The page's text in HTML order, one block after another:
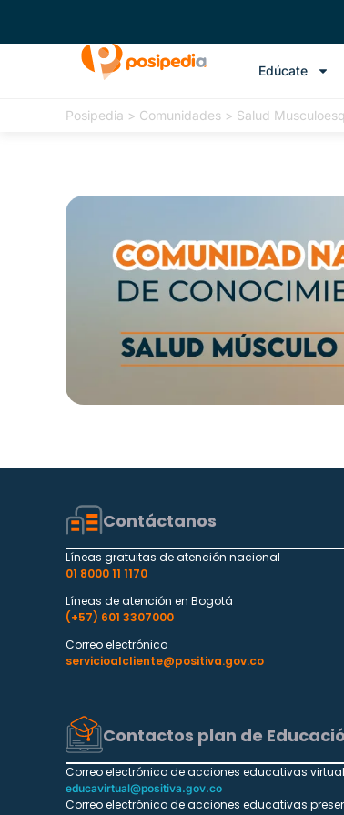
Edúcate
Posipedia > Comunidades > Salud
Contáctanos
Líneas gratuitas de atención nacional
01 8000 11 1170
Líneas de atención en Bogotá
(+57) 601 3307000
Correo electrónico
servicioalcliente@positiva.gov.co
Contactos plan de
Correo electrónico de acciones educativas
educavirtual@positiva.gov.co
Correo electrónico de acciones educativas